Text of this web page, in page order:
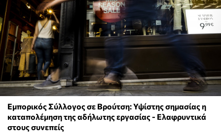
Εμπορικός Σύλλογος σε Βρούτση: Υψίστης σημασίας η
καταπολέμηση της αδήλωτης εργασίας - Ελαφρυντικά
στους συνεπείς